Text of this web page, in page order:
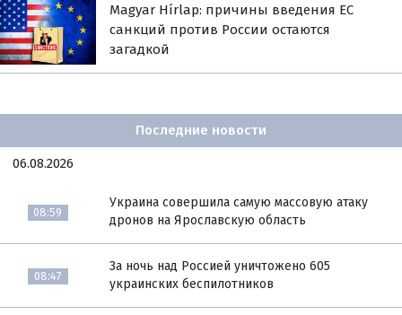
Magyar Hírlap: причины введения ЕС
санкций против России остаются
загадкой
Последние новости
06.08.2026
08:59
Украина совершила самую массовую атаку
дронов на Ярославскую область
08:47
За ночь над Россией уничтожено 605
украинских беспилотников